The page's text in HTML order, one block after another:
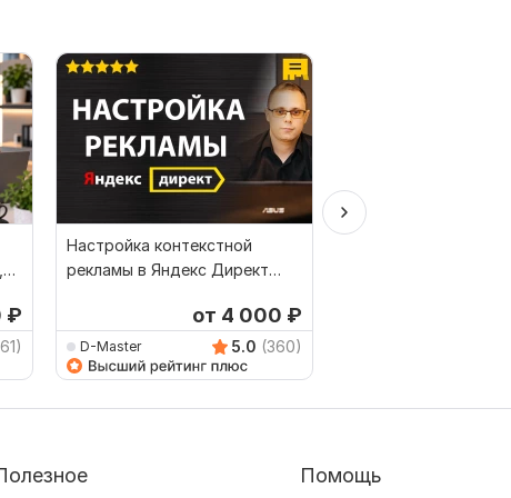
₽
Настройка контекстной
рекламы в Яндекс Директ
от 4 000 ₽
D-Master 5.0 (360)
Помощь